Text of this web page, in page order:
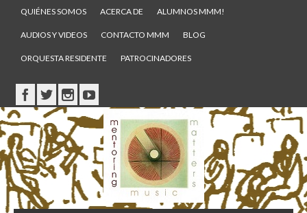
QUIÉNES SOMOS ACERCA DE ALUMNOS MMM!
AUDIOS Y VIDEOS CONTACTO MMM BLOG
ORQUESTA RESIDENTE PATROCINADORES